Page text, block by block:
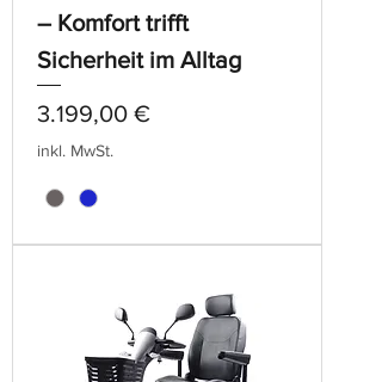
– Komfort trifft
Sicherheit im Alltag
Preis
3.199,00 €
inkl. MwSt.